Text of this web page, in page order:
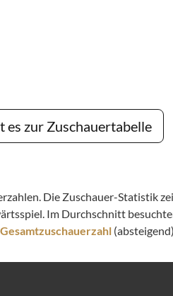
es zur Zuschauertabelle
Die Zuschauer-Statistik
Im Durchschnitt
Gesamtzuschauerzahl